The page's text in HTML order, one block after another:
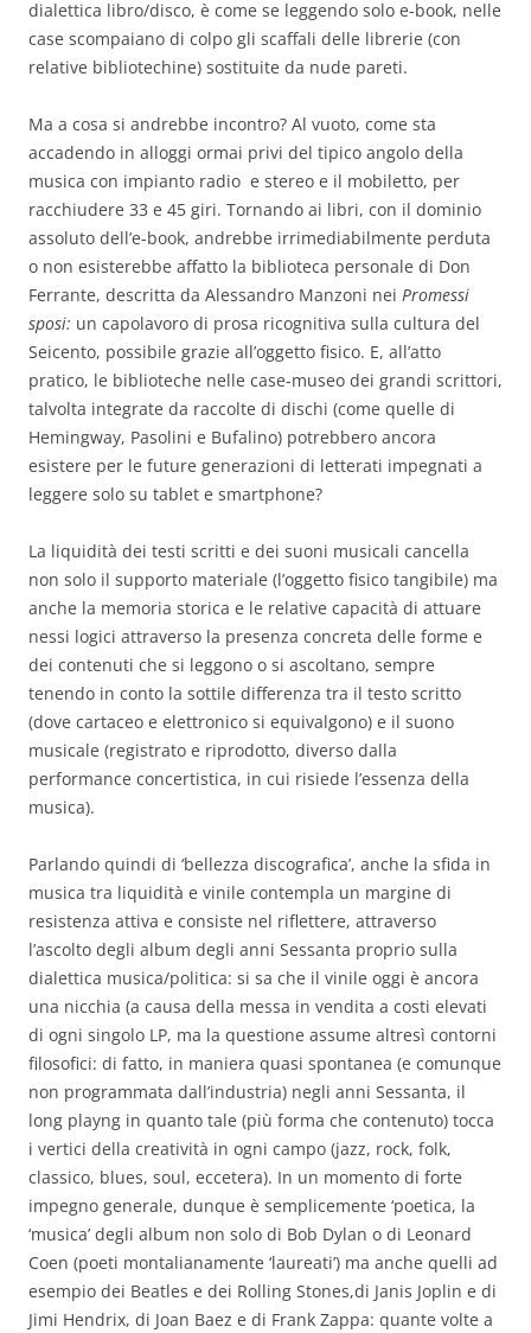
dialettica libro/disco, è come se leggendo solo e-book, nelle
case scompaiano di colpo gli scaffali delle librerie (con
relative bibliotechine) sostituite da nude pareti.
Ma a cosa si andrebbe incontro? Al vuoto, come sta
accadendo in alloggi ormai privi del tipico angolo della
musica con impianto radio e stereo e il mobiletto, per
racchiudere 33 e 45 giri. Tornando ai libri, con il dominio
assoluto dell’e-book, andrebbe irrimediabilmente perduta
o non esisterebbe affatto la biblioteca personale di Don
Ferrante, descritta da Alessandro Manzoni nei Promessi
sposi: un capolavoro di prosa ricognitiva sulla cultura del
Seicento, possibile grazie all’oggetto fisico. E, all’atto
pratico, le biblioteche nelle case-museo dei grandi scrittori,
talvolta integrate da raccolte di dischi (come quelle di
Hemingway, Pasolini e Bufalino) potrebbero ancora
esistere per le future generazioni di letterati impegnati a
leggere solo su tablet e smartphone?
La liquidità dei testi scritti e dei suoni musicali cancella
non solo il supporto materiale (l’oggetto fisico tangibile) ma
anche la memoria storica e le relative capacità di attuare
nessi logici attraverso la presenza concreta delle forme e
dei contenuti che si leggono o si ascoltano, sempre
tenendo in conto la sottile differenza tra il testo scritto
(dove cartaceo e elettronico si equivalgono) e il suono
musicale (registrato e riprodotto, diverso dalla
performance concertistica, in cui risiede l’essenza della
musica).
Parlando quindi di ‘bellezza discografica’, anche la sfida in
musica tra liquidità e vinile contempla un margine di
resistenza attiva e consiste nel riflettere, attraverso
l’ascolto degli album degli anni Sessanta proprio sulla
dialettica musica/politica: si sa che il vinile oggi è ancora
una nicchia (a causa della messa in vendita a costi elevati
di ogni singolo LP, ma la questione assume altresì contorni
filosofici: di fatto, in maniera quasi spontanea (e comunque
non programmata dall’industria) negli anni Sessanta, il
long playng in quanto tale (più forma che contenuto) tocca
i vertici della creatività in ogni campo (jazz, rock, folk,
classico, blues, soul, eccetera). In un momento di forte
impegno generale, dunque è semplicemente ‘poetica, la
‘musica’ degli album non solo di Bob Dylan o di Leonard
Coen (poeti montalianamente ‘laureati’) ma anche quelli ad
esempio dei Beatles e dei Rolling Stones,di Janis Joplin e di
Jimi Hendrix, di Joan Baez e di Frank Zappa: quante volte a